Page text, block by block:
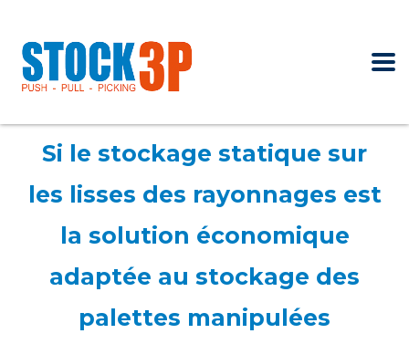
Si le stockage statique sur
les lisses des rayonnages est
la solution économique
adaptée au stockage des
palettes manipulées